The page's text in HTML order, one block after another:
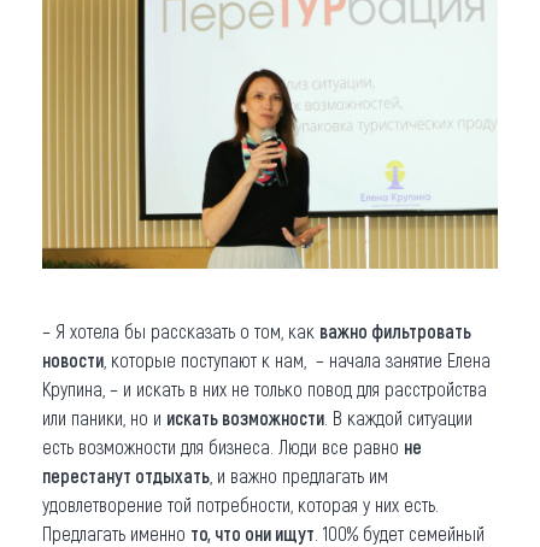
– Я хотела бы рассказать о том, как важно фильтровать
новости , которые поступают к нам, – начала занятие Елена
Крупина, – и искать в них не только повод для расстройства
или паники, но и искать возможности . В каждой ситуации
есть возможности для бизнеса. Люди все равно не
перестанут отдыхать , и важно предлагать им
удовлетворение той потребности, которая у них есть.
Предлагать именно то, что они ищут . 100% будет семейный